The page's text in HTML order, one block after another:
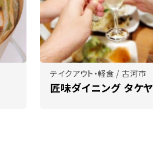
テイクアウト・軽食 / 古河市
匠味ダイニング タケヤ